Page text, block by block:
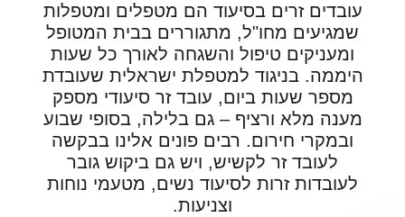
עובדים זרים בסיעוד הם מטפלים ומטפלות
שמגיעים מחו"ל, מתגוררים בבית המטופל
ומעניקים טיפול והשגחה לאורך כל שעות
היממה. בניגוד למטפלת ישראלית שעובדת
מספר שעות ביום, עובד זר סיעודי מספק
מענה מלא ורציף – גם בלילה, בסופי שבוע
ובמקרי חירום. רבים פונים אלינו בבקשה
לעובד זר לקשיש, ויש גם ביקוש גובר
לעובדות זרות לסיעוד נשים, מטעמי נוחות
וצניעות.